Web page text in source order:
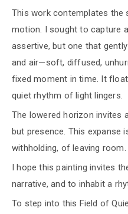
This work contemplates the
motion. I sought to capture
assertive, but one that
and air—soft, diffused,
fixed moment in time. It
quiet rhythm of light lingers.
The lowered horizon invites
but presence. This expanse
withholding, of leaving
I hope this painting invites
narrative, and to inhabit a
To step into this Field of